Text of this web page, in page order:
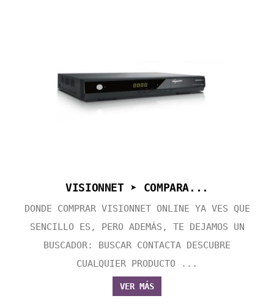
VISIONNET ➤ COMPARA...
DONDE COMPRAR VISIONNET ONLINE YA VES QUE
SENCILLO ES, PERO ADEMÁS, TE DEJAMOS UN
BUSCADOR: BUSCAR CONTACTA DESCUBRE
CUALQUIER PRODUCTO ...
VER MÁS